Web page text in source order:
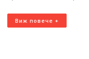
Виж повече +